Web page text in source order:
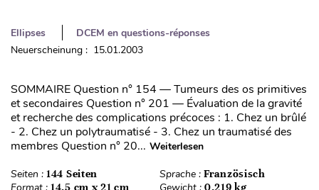
Ellipses
DCEM en questions-réponses
Neuerscheinung : 15.01.2003
SOMMAIRE Question n° 154 — Tumeurs des os primitives
et secondaires Question n° 201 — Évaluation de la gravité
et recherche des complications précoces : 1. Chez un brûlé
- 2. Chez un polytraumatisé - 3. Chez un traumatisé des
membres Question n° 20... Weiterlesen
Seiten : 144 Seiten Sprache : Französisch
14,5 cm x 21 cm 0,219 kg